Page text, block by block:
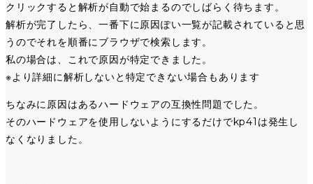
クリックすると解析が自動で始まるのでしばらく待ちます。
解析が完了したら、一番下に原因ぽい一覧が記載されていると思
うのでそれを順番にブラウザで検索します。
私の場合は、これで原因が特定できました。
※より詳細に解析しないと特定できない場合もあります
ちなみに原因はあるハードウェアの互換性問題でした。
そのハードウェアを使用しないようにするだけでkp41は発生し
なくなりました。